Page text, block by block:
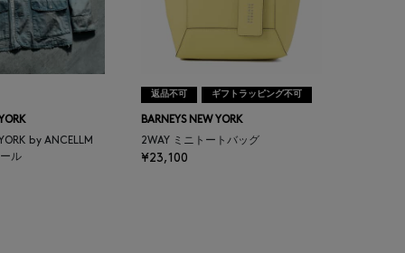
YORK by ANCELLM
ル
返品不可 ギフトラッピング不可
BARNEYS NEW YORK
2WAY ミニトートバッグ
¥23,100